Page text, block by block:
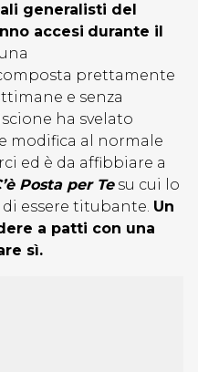
generalisti del
accesi durante il
prettamente
e senza
ha svelato
modifica al normale
ed è da affibbiare a
Posta per Tesu cui lo
essere titubante. Un
a patti con una
sì.